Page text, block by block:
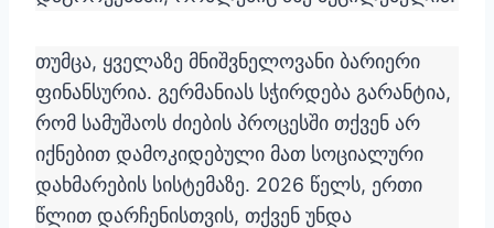
თუმცა, ყველაზე მნიშვნელოვანი ბარიერი
ფინანსურია. გერმანიას სჭირდება გარანტია,
რომ სამუშაოს ძიების პროცესში თქვენ არ
იქნებით დამოკიდებული მათ სოციალური
დახმარების სისტემაზე. 2026 წელს, ერთი
წლით დარჩენისთვის, თქვენ უნდა